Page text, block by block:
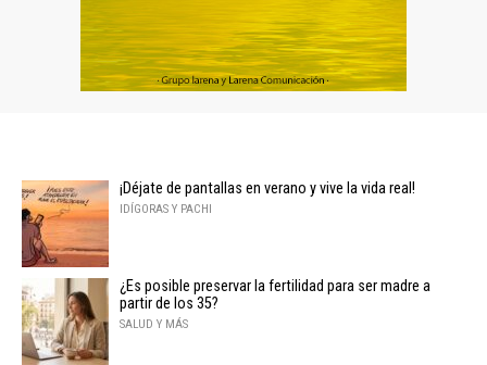
¡Déjate de pantallas en verano y vive la vida real!
IDÍGORAS Y PACHI
¿Es posible preservar la fertilidad para ser madre a
partir de los 35?
SALUD Y MÁS